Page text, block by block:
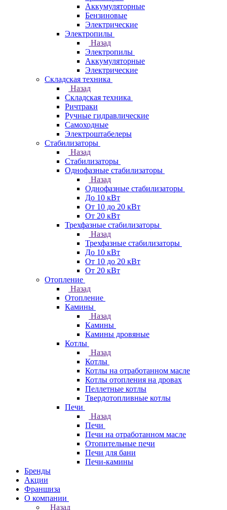
Аккумуляторные
Бензиновые
Электрические
Электропилы
Назад
Электропилы
Аккумуляторные
Электрические
Складская техника
Назад
Складская техника
Ричтраки
Ручные гидравлические
Самоходные
Электроштабелеры
Стабилизаторы
Назад
Стабилизаторы
Однофазные стабилизаторы
Назад
Однофазные стабилизаторы
До 10 кВт
От 10 до 20 кВт
От 20 кВт
Трехфазные стабилизаторы
Назад
Трехфазные стабилизаторы
До 10 кВт
От 10 до 20 кВт
От 20 кВт
Отопление
Назад
Отопление
Камины
Назад
Камины
Камины дровяные
Котлы
Назад
Котлы
Котлы на отработанном масле
Котлы отопления на дровах
Пеллетные котлы
Твердотопливные котлы
Печи
Назад
Печи
Печи на отработанном масле
Отопительные печи
Печи для бани
Печи-камины
Бренды
Акции
Франшиза
О компании
Назад